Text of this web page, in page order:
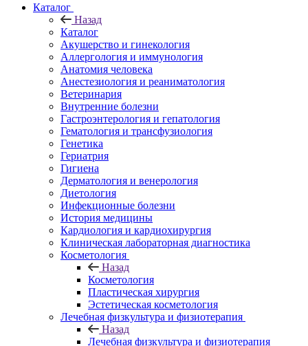
Каталог
Назад
Каталог
Акушерство и гинекология
Аллергология и иммунология
Анатомия человека
Анестезиология и реаниматология
Ветеринария
Внутренние болезни
Гастроэнтерология и гепатология
Гематология и трансфузиология
Генетика
Гериатрия
Гигиена
Дерматология и венерология
Диетология
Инфекционные болезни
История медицины
Кардиология и кардиохирургия
Клиническая лабораторная диагностика
Косметология
Назад
Косметология
Пластическая хирургия
Эстетическая косметология
Лечебная физкультура и физиотерапия
Назад
Лечебная физкультура и физиотерапия